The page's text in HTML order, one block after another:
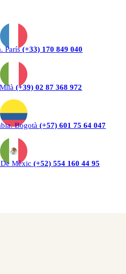
París(+33) 170 849 040
(+39) 02 87 368 972
Bogotà(+57) 601 75 64 047
De Mèxic(+52) 554 160 44 95